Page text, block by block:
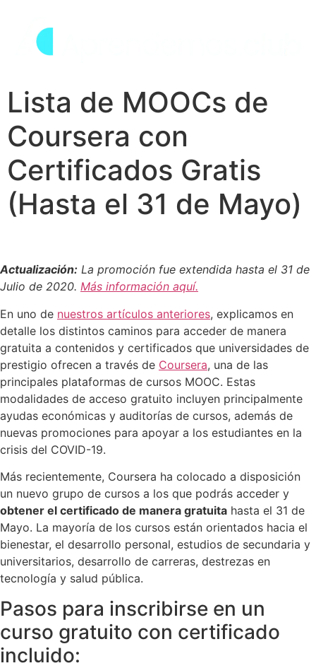
Lista de MOOCs de
Coursera con
Certificados Gratis
(Hasta el 31 de Mayo)
Actualización: La promoción fue extendida hasta el 31 de
Julio de 2020. Más información aquí.
En uno de nuestros artículos anteriores, explicamos en
detalle los distintos caminos para acceder de manera
gratuita a contenidos y certificados que universidades de
prestigio ofrecen a través de Coursera, una de las
principales plataformas de cursos MOOC. Estas
modalidades de acceso gratuito incluyen principalmente
ayudas económicas y auditorías de cursos, además de
nuevas promociones para apoyar a los estudiantes en la
crisis del COVID-19.
Más recientemente, Coursera ha colocado a disposición
un nuevo grupo de cursos a los que podrás acceder y
obtener el certificado de manera gratuita hasta el 31 de
Mayo. La mayoría de los cursos están orientados hacia el
bienestar, el desarrollo personal, estudios de secundaria y
universitarios, desarrollo de carreras, destrezas en
tecnología y salud pública.
Pasos para inscribirse en un
curso gratuito con certificado
incluido: